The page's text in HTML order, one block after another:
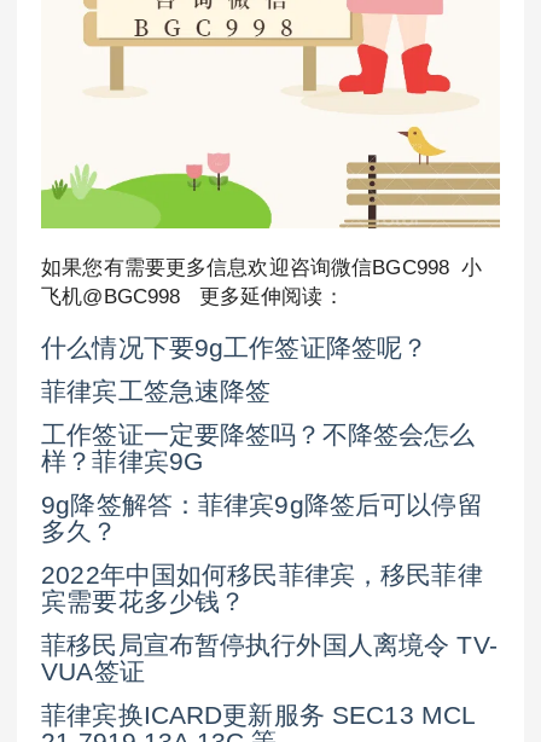
如果您有需要更多信息欢迎咨询微信BGC998 小
飞机@BGC998 更多延伸阅读：
什么情况下要9g工作签证降签呢？
菲律宾工签急速降签
工作签证一定要降签吗？不降签会怎么
样？菲律宾9G
9g降签解答：菲律宾9g降签后可以停留
多久？
2022年中国如何移民菲律宾，移民菲律
宾需要花多少钱？
菲移民局宣布暂停执行外国人离境令 TV-
VUA签证
菲律宾换ICARD更新服务 SEC13 MCL